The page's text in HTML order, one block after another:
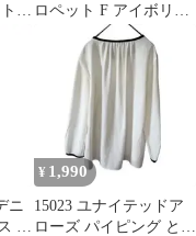
ッ
ロペット F アイボリー
オーバーオール ベージ
ニ
シ
¥ 1,990
15023 ユナイテッドア
ローズ パイピング とろ